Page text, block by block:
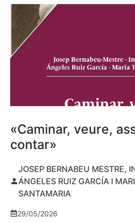
«Caminar, veure,
contar»
JOSEP BERNABEU MESTRE,
ÁNGELES RUIZ GARCÍA I
SANTAMARIA
29/05/2026